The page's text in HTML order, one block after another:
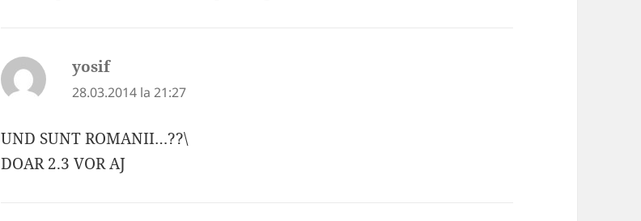
yosifspune:
28.03.2014 la 21:27
UND SUNT ROMANII…??\
DOAR 2.3 VOR AJ